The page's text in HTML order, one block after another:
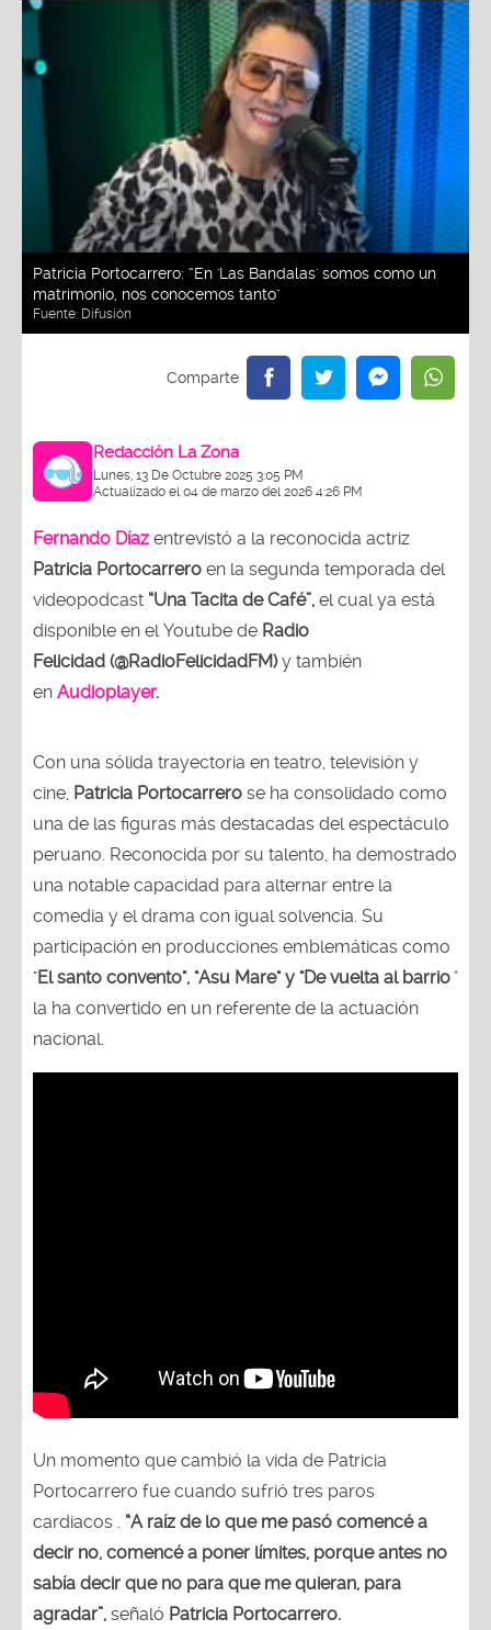
Patricia Portocarrero: “En 'Las Bandalas' somos como un
matrimonio, nos conocemos tanto"
Fuente: Difusión
Redacción La Zona
Lunes, 13 De Octubre 2025 3:05 PM
Actualizado el 04 de marzo del 2026 4:26 PM
Fernando Díaz entrevistó a la reconocida actriz
Patricia Portocarrero en la segunda temporada del
videopodcast “Una Tacita de Café”, el cual ya está
disponible en el Youtube de Radio
Felicidad (@RadioFelicidadFM)y también
en Audioplayer.
Con una sólida trayectoria en teatro, televisión y
cine, Patricia Portocarrero se ha consolidado como
una de las figuras más destacadas del espectáculo
peruano. Reconocida por su talento, ha demostrado
una notable capacidad para alternar entre la
comedia y el drama con igual solvencia. Su
participación en producciones emblemáticas como
"El santo convento", "Asu Mare" y "De vuelta al barrio"
la ha convertido en un referente de la actuación
nacional.
Un momento que cambió la vida de Patricia
Portocarrero fue cuando sufrió tres paros
cardiacos . “A raíz de lo que me pasó comencé a
decir no, comencé a poner límites, porque antes no
sabía decir que no para que me quieran, para
agradar”, señaló Patricia Portocarrero.